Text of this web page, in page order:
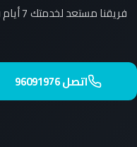
اتصل 96091976